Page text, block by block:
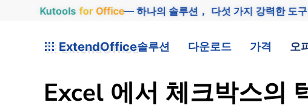
Kutools for Office— 하나의 솔루션， 다섯 가지 강력한 도구
ExtendOffice솔루션 다운로드 가격 오
Excel 에서 체크박스의